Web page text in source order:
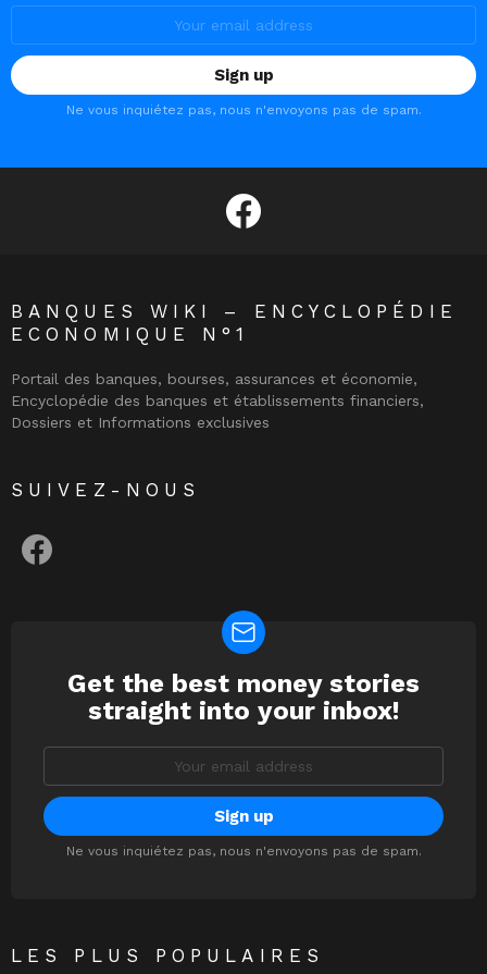
Ne vous inquiétez pas, nous n'envoyons pas de spam.
facebook
BANQUES WIKI – ENCYCLOPÉDIE
ECONOMIQUE N°1
Portail des banques, bourses, assurances et économie,
Encyclopédie des banques et établissements financiers,
Dossiers et Informations exclusives
SUIVEZ-NOUS
NEWSLETTER
Get the best money stories
straight into your inbox!
Ne vous inquiétez pas, nous n'envoyons pas de spam.
LES PLUS POPULAIRES